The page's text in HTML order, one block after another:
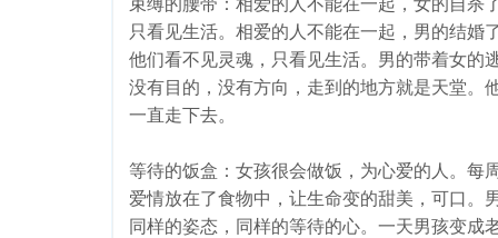
束缚的腰带：相爱的人不能在一起，女的自杀
只看见生活。相爱的人不能在一起，男的结婚
他们看不见灵魂，只看见生活。男的带着女的
没有目的，没有方向，走到的地方就是天堂。
一直走下去。
等待的饭盒：女孩很会做饭，为心爱的人。每
爱情放在了食物中，让生命变的甜美，可口。
同样的姿态，同样的等待的心。一天男孩变成